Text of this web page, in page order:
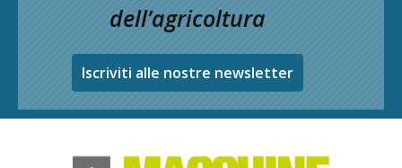
dell’agricoltura
Iscriviti alle nostre newsletter